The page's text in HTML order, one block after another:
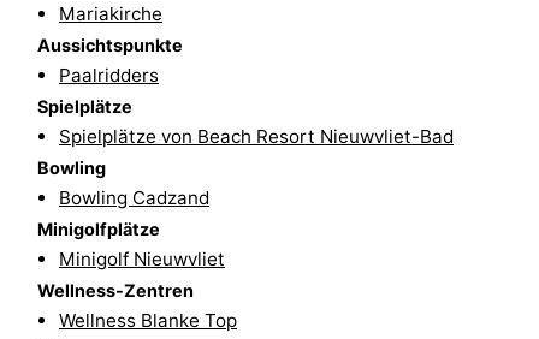
Schwimmbader
Radfahren
Wandern
Reiten
Golfplatze
Surfen
Mariakirche
Aussichtspunkte
Paalridders
Spielplätze
Spielplätze von Beach Resort Nieuwvliet-Bad
Bowling
Bowling Cadzand
Minigolfplätze
Minigolf Nieuwvliet
Wellness-Zentren
Wellness Blanke Top